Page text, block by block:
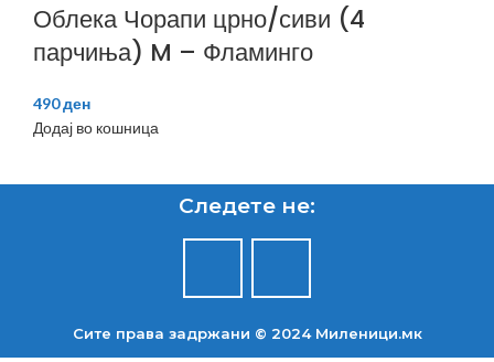
Облека Чорапи црно/сиви (4
парчиња) M – Фламинго
490ден
Додај во кошница
Следете не:
Сите права задржани © 2024 Mиленици.мк